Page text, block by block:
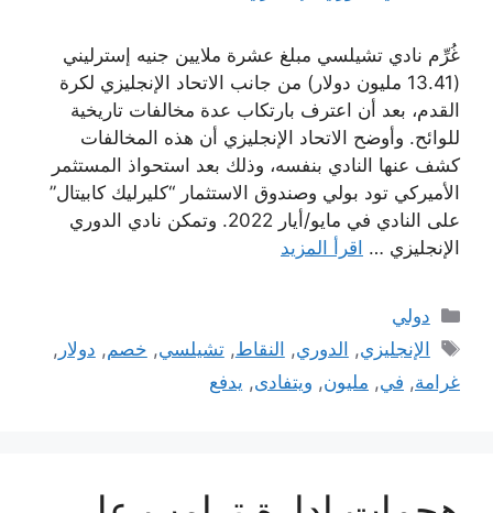
غُرِّم نادي تشيلسي مبلغ عشرة ملايين جنيه إسترليني
(13.41 مليون دولار) من جانب الاتحاد الإنجليزي لكرة
القدم، بعد أن اعترف بارتكاب عدة مخالفات تاريخية
للوائح. وأوضح الاتحاد الإنجليزي أن هذه المخالفات
كشف عنها النادي بنفسه، وذلك بعد استحواذ المستثمر
الأميركي تود بولي وصندوق الاستثمار “كليرليك كابيتال”
على النادي في مايو/أيار 2022. وتمكن نادي الدوري
الإنجليزي … اقرأ المزيد
التصنيفات
دولي
الوسوم
الإنجليزي, الدوري, النقاط,تشيلسي, خصم, دولار ,
غرامة, في, مليون, ويتفادى, يدفع